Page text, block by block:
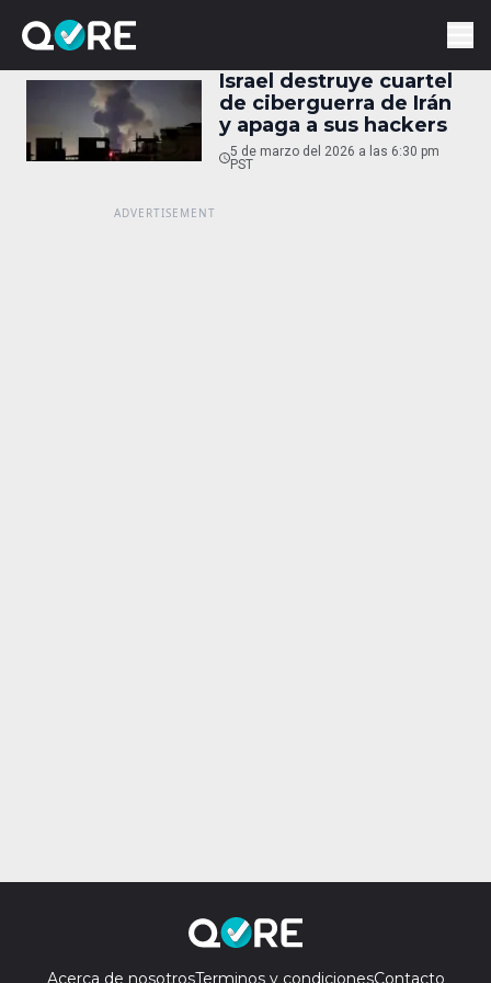
Israel destruye cuartel
de ciberguerra de Irán
y apaga a sus hackers
5 de marzo del 2026 a las 6:30 pm
PST
Acerca de nosotrosTerminos y condicionesContacto